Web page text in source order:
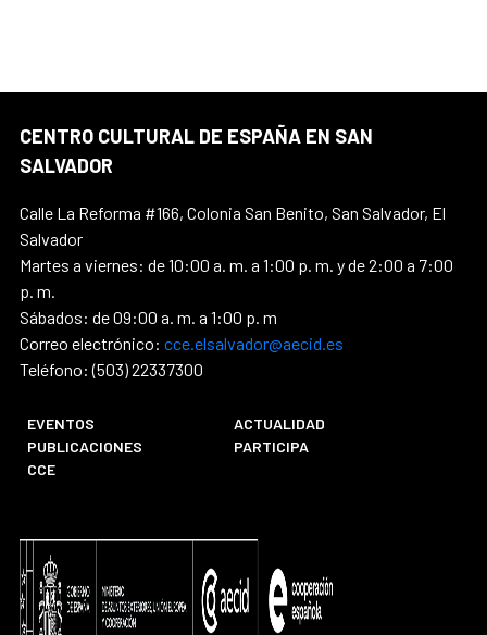
CENTRO CULTURAL DE ESPAÑA EN SAN
SALVADOR
Calle La Reforma #166, Colonia San Benito, San Salvador, El
Salvador
Martes a viernes: de 10:00 a. m. a 1:00 p. m. y de 2:00 a 7:00
p. m.
Sábados: de 09:00 a. m. a 1:00 p. m
Correo electrónico: cce.elsalvador@aecid.es
Teléfono: (503) 22337300
EVENTOS
ACTUALIDAD
PUBLICACIONES
PARTICIPA
CCE